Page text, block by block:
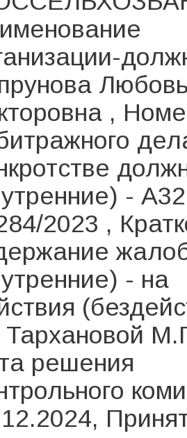
,
-
2023 ,
- на
решения